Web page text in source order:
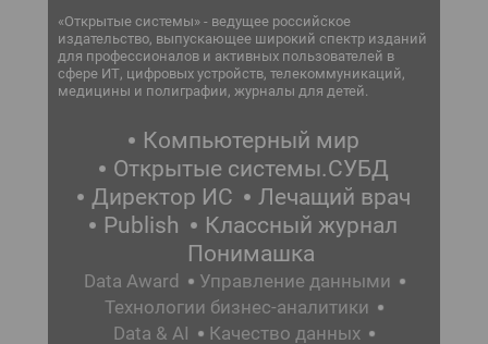
«Открытые системы» - ведущее российское
издательство, выпускающее широкий спектр изданий
для профессионалов и активных пользователей в
сфере ИТ, цифровых устройств, телекоммуникаций,
медицины и полиграфии, журналы для детей.
Компьютерный мир
Открытые системы.СУБД
Директор ИС
Лечащий врач
Publish
Классный журнал
Понимашка
Data Award
Управление данными
Технологии бизнес-аналитики
Data & AI
Качество данных